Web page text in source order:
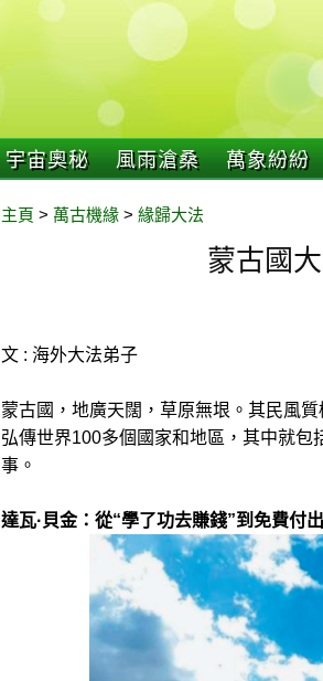
宇宙奧秘 風雨滄桑 萬象紛紛
主頁 > 萬古機緣 > 緣歸大法
蒙古國
文 : 海外大法弟子
蒙古國，地廣天闊，草原無垠。其民風
弘傳世界100多個國家和地區，其中就
事。
達瓦·貝金：從“學了功去賺錢”到免費付出